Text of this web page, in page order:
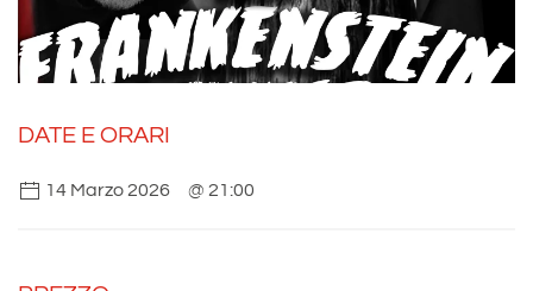
DATE E ORARI
14 Marzo 2026 @ 21:00